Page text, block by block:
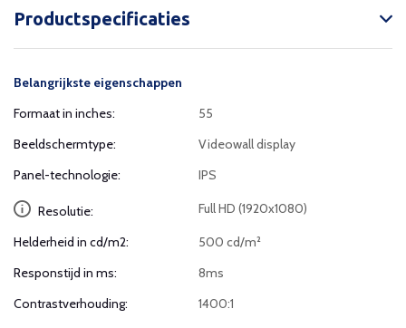
Productspecificaties
Belangrijkste eigenschappen
Formaat in inches:
55
Beeldschermtype:
Videowall display
Panel-technologie:
IPS
Resolutie: Full HD (1920x1080)
Helderheid in cd/m2:
500 cd/m²
Responstijd in ms:
8ms
Contrastverhouding:
1400:1